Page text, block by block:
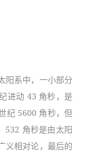
阳系中，一小部分
进动 43 角秒，是
纪 5600 角秒，但
532 角秒是由太阳
义相对论，最后的